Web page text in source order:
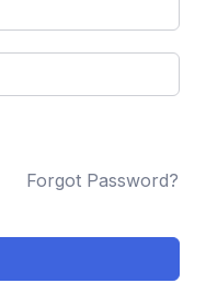
Forgot Password?